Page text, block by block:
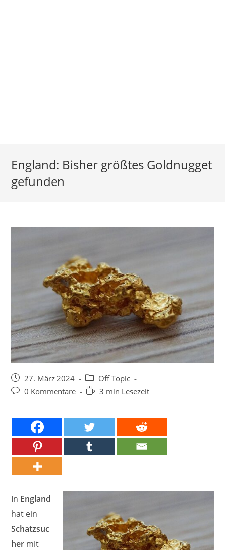
England: Bisher größtes Goldnugget
gefunden
Beitrag
veröffentlicht:
27. März 2024
Beitrags-
Kategorie:
Off Topic
Beitrags-
0 Kommentare Lesedauer:
3 min Lesezeit
In England
hat ein
Schatzsuc
her mit